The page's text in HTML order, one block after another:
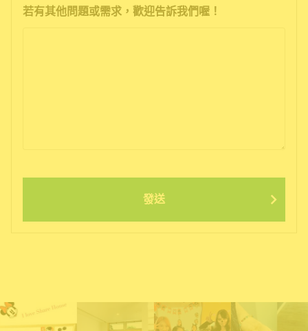
若有其他問題或需求，歡迎告訴我們喔！
發送